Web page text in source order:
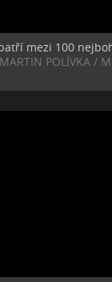
mezi 100
POLÍVKA /